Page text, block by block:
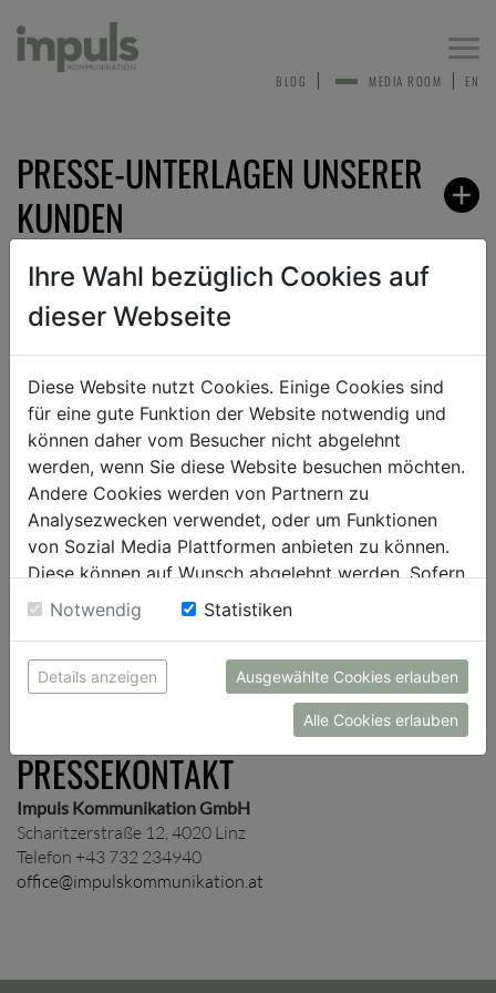
EN
MEDIA ROOM
BLOG
PRESSE-UNTERLAGEN UNSERER
KUNDEN
ZURÜCK
ANMELDEN ZUM PRESSEVERTEILER
Sehr gerne nehmen wir dich in unseren
Presseverteiler auf und schicken dir je nach Wunsch
unternehmens- und/oder themenspezifische
Presseinformationen zu.
PRESSEKONTAKT
Impuls Kommunikation GmbH
Scharitzerstraße 12, 4020 Linz
Telefon +43 732 234940
office@impulskommunikation.at
Ihre Wahl bezüglich Cookies auf
dieser Webseite
Diese Website nutzt Cookies. Einige Cookies sind
für eine gute Funktion der Website notwendig und
können daher vom Besucher nicht abgelehnt
werden, wenn Sie diese Website besuchen möchten.
Andere Cookies werden von Partnern zu
Analysezwecken verwendet, oder um Funktionen
von Sozial Media Plattformen anbieten zu können.
Diese können auf Wunsch abgelehnt werden. Sofern
sie unsere Webseite weiter nutzen, geben Sie
Einwilligung zu unseren Cookies.
Notwendig Statistiken
Details anzeigen Ausgewählte Cookies erlauben
Alle Cookies erlauben